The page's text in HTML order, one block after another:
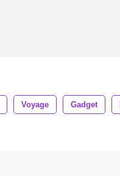
Voyage Gadget